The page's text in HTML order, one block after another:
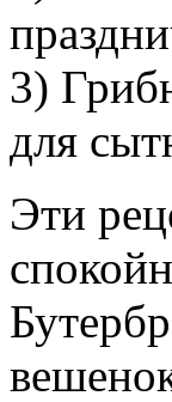
3)
для
Эти